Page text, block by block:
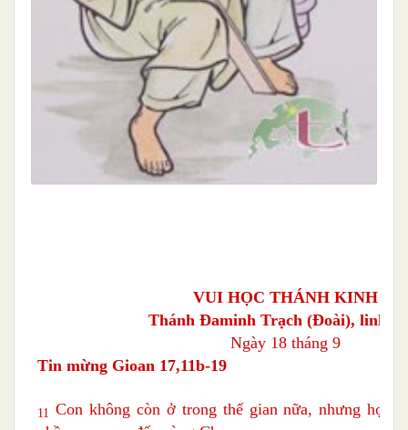
VUI HỌC THÁNH KINH
Thánh Ðaminh Trạch (Ðoài), linh
Ngày 18 tháng 9
Tin mừng Gioan 17,11b-19
11 Con không còn ở trong thế gian nữa, nhưng họ,